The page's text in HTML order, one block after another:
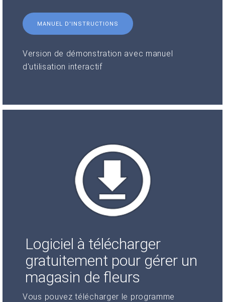
MANUEL D'INSTRUCTIONS
Version de démonstration avec manuel
d'utilisation interactif
Logiciel à télécharger
gratuitement pour gérer un
magasin de fleurs
Vous pouvez télécharger le programme